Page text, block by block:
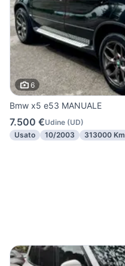
6
Bmw x5 e53 MANUALE
7.500 €Udine (UD)
Usato
10/2003 313000 Km